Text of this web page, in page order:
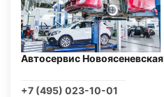
Автосервис Новоясеневская
+7 (495) 023-10-01